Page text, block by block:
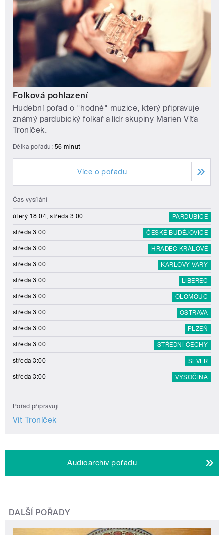
Folková pohlazení
Hudební pořad o "hodné" muzice, který připravuje
známý pardubický folkař a lídr skupiny Marien Víťa
Troníček.
Délka pořadu: 56 minut
Více o pořadu
Čas vysílání
úterý 18:04, středa 3:00 PARDUBICE
středa 3:00 ČESKÉ BUDĚJOVICE
středa 3:00 HRADEC KRÁLOVÉ
středa 3:00 KARLOVY VARY
středa 3:00 LIBEREC
středa 3:00 OLOMOUC
středa 3:00 OSTRAVA
středa 3:00 PLZEŇ
středa 3:00 STŘEDNÍ ČECHY
středa 3:00 SEVER
středa 3:00 VYSOČINA
Pořad připravují
Vít Troníček
Audioarchiv pořadu
DALŠÍ POŘADY